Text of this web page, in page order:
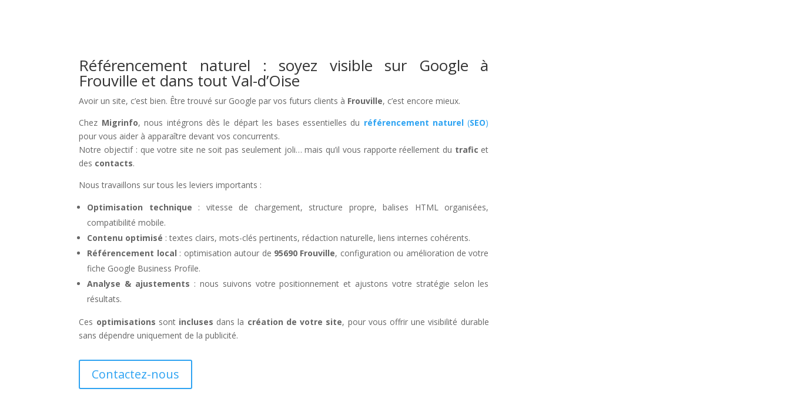
Référencement naturel : soyez visible sur Google à
Frouville et dans tout Val-d’Oise
Avoir un site, c’est bien. Être trouvé sur Google par vos futurs clients à Frouville, c’est encore mieux.
Chez Migrinfo, nous intégrons dès le départ les bases essentielles du référencement naturel (SEO)
pour vous aider à apparaître devant vos concurrents.
Notre objectif : que votre site ne soit pas seulement joli… mais qu’il vous rapporte réellement du trafic et
des contacts.
Nous travaillons sur tous les leviers importants :
Optimisation technique : vitesse de chargement, structure propre, balises HTML organisées,
compatibilité mobile.
Contenu optimisé : textes clairs, mots-clés pertinents, rédaction naturelle, liens internes cohérents.
Référencement local : optimisation autour de 95690 Frouville, configuration ou amélioration de votre
fiche Google Business Profile.
Analyse & ajustements : nous suivons votre positionnement et ajustons votre stratégie selon les
résultats.
Ces optimisations sont incluses dans la création de votre site, pour vous offrir une visibilité durable
sans dépendre uniquement de la publicité.
Contactez-nous